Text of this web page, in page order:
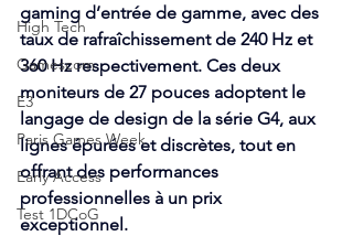
High Tech
Gamescom
E3
Paris Games Week
Early Access
Test 1DCoG
gaming d’entrée de gamme, avec des
taux de rafraîchissement de 240 Hz et
360 Hz respectivement. Ces deux
moniteurs de 27 pouces adoptent le
langage de design de la série G4, aux
lignes épurées et discrètes, tout en
offrant des performances
professionnelles à un prix
exceptionnel.